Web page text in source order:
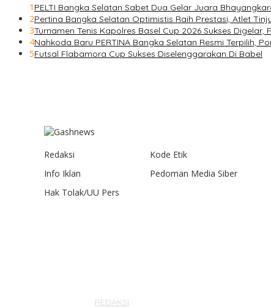
1 PELTI Bangka Selatan Sabet Dua Gelar Juara
2Pertina Bangka Selatan Optimistis Raih Prestasi, Atlet
3Turnamen Tenis Kapolres Basel Cup 2026 Sukses Digelar,
4Nahkoda Baru PERTINA Bangka Selatan Resmi Terpilih,
5Futsal Flabamora Cup Sukses Diselenggarakan Di Babel
Redaksi
Kode Etik
Info Iklan
Pedoman Media Siber
Hak Tolak/UU Pers
REDAKSI